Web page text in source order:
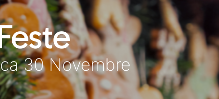
Drink
OUTDOOR
Il Molo
Pista Ciclabile
Orari Messe:
Prefestivo
Orari Messe: Festivo
30 Novembre